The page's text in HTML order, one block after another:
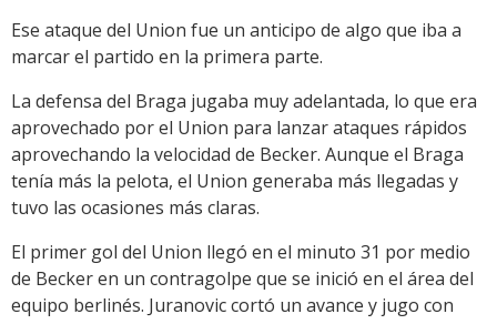
Ese ataque del Union fue un anticipo de algo que iba a
marcar el partido en la primera parte.
La defensa del Braga jugaba muy adelantada, lo que era
aprovechado por el Union para lanzar ataques rápidos
aprovechando la velocidad de Becker. Aunque el Braga
tenía más la pelota, el Union generaba más llegadas y
tuvo las ocasiones más claras.
El primer gol del Union llegó en el minuto 31 por medio
de Becker en un contragolpe que se inició en el área del
equipo berlinés. Juranovic cortó un avance y jugo con